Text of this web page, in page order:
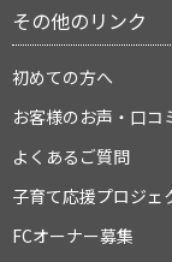
その他のリンク
初めての方へ
お客様のお声・口コ
よくあるご質問
子育て応援プロジェ
FCオーナー募集